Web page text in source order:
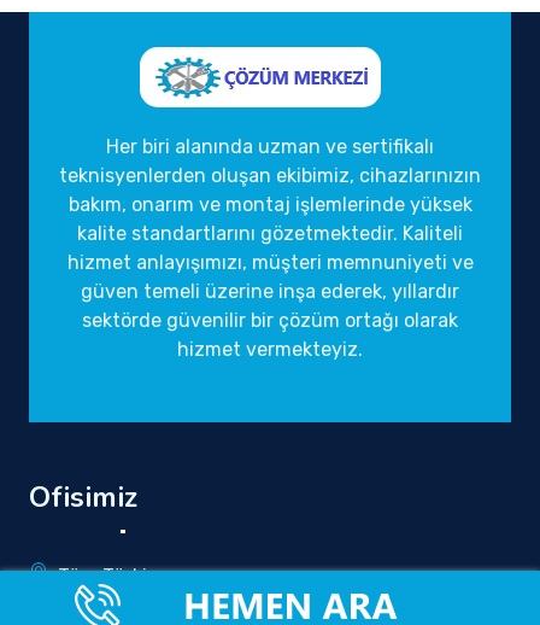
Her biri alanında uzman ve sertifikalı
teknisyenlerden oluşan ekibimiz, cihazlarınızın
bakım, onarım ve montaj işlemlerinde yüksek
kalite standartlarını gözetmektedir. Kaliteli
hizmet anlayışımızı, müşteri memnuniyeti ve
güven temeli üzerine inşa ederek, yıllardır
sektörde güvenilir bir çözüm ortağı olarak
hizmet vermekteyiz.
Ofisimiz
Tüm Türkiye
info@yetkilirandevuservisi.com.tr